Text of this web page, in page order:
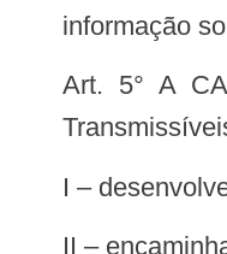
informação
Art. 5° A CAMS será coordenada pelo Departamento de Vigilância, Prevenção e Controle das Infecções Sexualmente
I –
II –